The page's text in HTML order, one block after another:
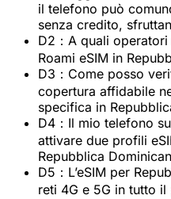
il telefono può
senza credito,
D2：A quali
Roami eSIM in
D3：Come posso
copertura affidabile
specifica in
D4：Il mio telefono
attivare due profili
Repubblica
D5：L’eSIM per
reti 4G e 5G in tutto il